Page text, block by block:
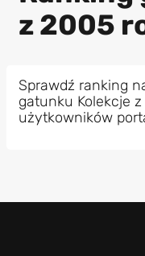
z 2005
Sprawdź ranking
gatunku Kolekcje
użytkowników